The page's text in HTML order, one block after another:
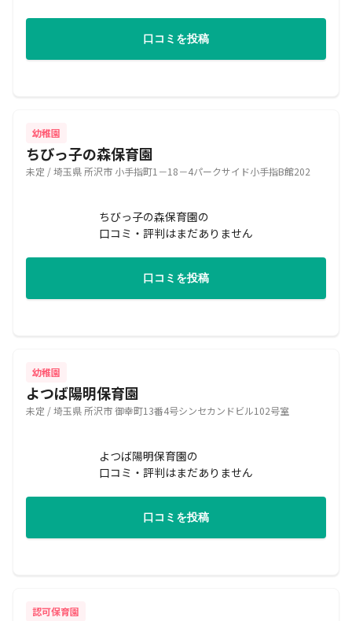
口コミを投稿
幼稚園
ちびっ子の森保育園
未定 / 埼玉県 所沢市 小手指町1－18－4パークサイド小手指B館202
ちびっ子の森保育園の
口コミ・評判はまだありません
口コミを投稿
幼稚園
よつば陽明保育園
未定 / 埼玉県 所沢市 御幸町13番4号シンセカンドビル102号室
よつば陽明保育園の
口コミ・評判はまだありません
口コミを投稿
認可保育園